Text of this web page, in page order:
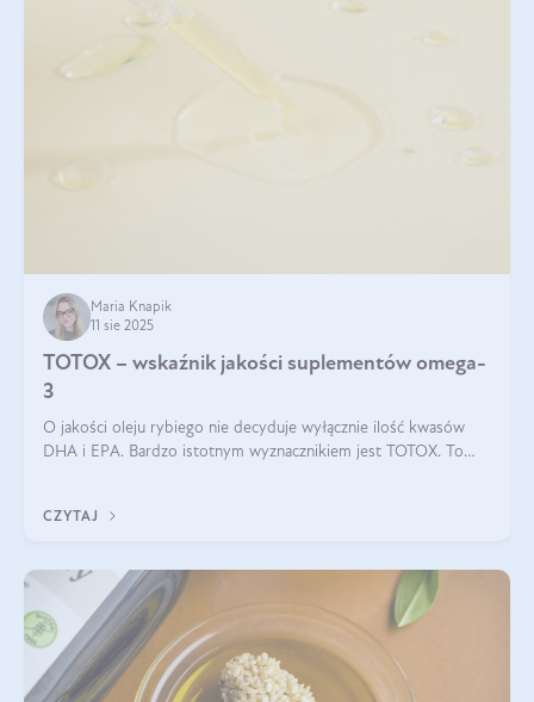
Maria Knapik
11 sie 2025
TOTOX – wskaźnik jakości suplementów omega-
3
O jakości oleju rybiego nie decyduje wyłącznie ilość kwasów
DHA i EPA. Bardzo istotnym wyznacznikiem jest TOTOX. To
CZYTAJ